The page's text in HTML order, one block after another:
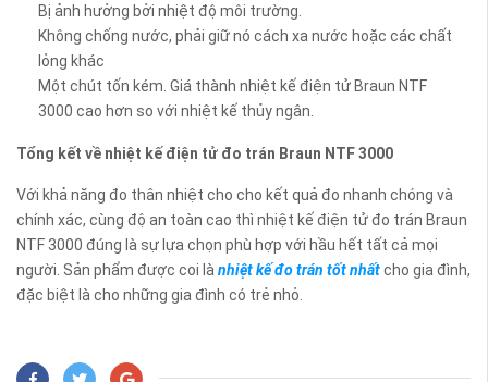
Bị ảnh hưởng bởi nhiệt độ môi trường.
Không chống nước, phải giữ nó cách xa nước hoặc các chất
lỏng khác
Một chút tốn kém. Giá thành nhiệt kế điện tử Braun NTF
3000 cao hơn so với nhiệt kế thủy ngân.
Tổng kết về nhiệt kế điện tử đo trán Braun NTF 3000
Với khả năng đo thân nhiệt cho cho kết quả đo nhanh chóng và
chính xác, cùng độ an toàn cao thì nhiệt kế điện tử đo trán Braun
NTF 3000 đúng là sự lựa chọn phù hợp với hầu hết tất cả mọi
người. Sản phẩm được coi là nhiệt kế đo trán tốt nhấtcho gia đình,
đặc biệt là cho những gia đình có trẻ nhỏ.